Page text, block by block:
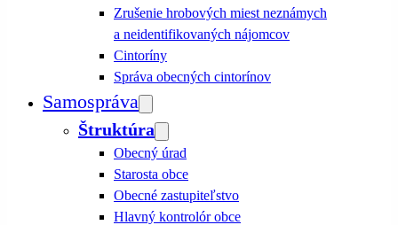
Zrušenie hrobových miest neznámych
a neidentifikovaných nájomcov
Cintoríny
Správa obecných cintorínov
Samospráva
Štruktúra
Obecný úrad
Starosta obce
Obecné zastupiteľstvo
Hlavný kontrolór obce